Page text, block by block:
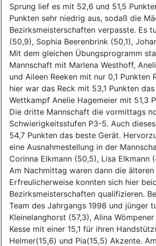
Sprung lief es mit 52,6 und 51,5
Punkten sehr niedrig aus, sodaß die
Bezirksmeisterschaften verpasste. Es
(50,9), Sophia Beerenbrink (50,1),
Mit dem gleichen Übungsprogramm
Mannschaft mit Marlena Westhoff,
und Aileen Reeken mit nur 0,1
hier war das Reck mit 53,1 Punkten
Wettkampf Anelie Hagemeier mit 51,3
Die dritte Mannschaft die vormittags
Schwierigkeitsstufen P3-5. Auch
54,7 Punkten das beste Gerät.
eine Ausnahmestellung in der
Corinna Elkmann (50,5), Lisa Elkmann
Am Nachmittag waren dann die
Erfreulicherweise konnten sich hier
Bezirksmeisterschaften qualifizieren.
Team des Jahrgangs 1998 und jünger
Kleinelanghorst (57,3), Alina
Kesse mit einer 15,1 für ihren
Helmer(15,6) und Pia(15,5) Akzente.